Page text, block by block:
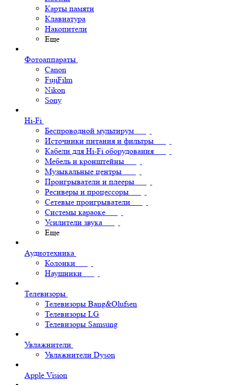
Карты памяти
Клавиатура
Накопители
Еще
Фотоаппараты
Canon
FujiFilm
Nikon
Sony
Hi-Fi
Беспроводной мультирум
Источники питания и фильтры
Кабели для Hi-Fi оборудования
Мебель и кронштейны
Музыкальные центры
Проигрыватели и плееры
Ресиверы и процессоры
Сетевые проигрыватели
Системы караоке
Усилители звука
Еще
Аудиотехника
Колонки
Наушники
Телевизоры
Телевизоры Bang&Olufsen
Телевизоры LG
Телевизоры Samsung
Увлажнители
Увлажнители Dyson
Apple Vision